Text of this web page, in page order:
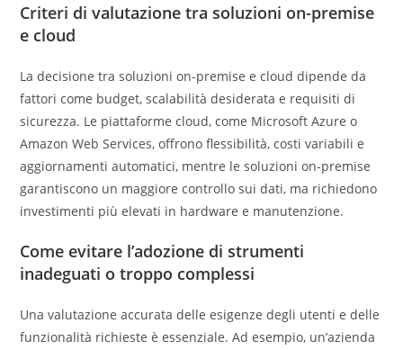
Criteri di valutazione tra soluzioni on-premise
e cloud
La decisione tra soluzioni on-premise e cloud dipende da
fattori come budget, scalabilità desiderata e requisiti di
sicurezza. Le piattaforme cloud, come Microsoft Azure o
Amazon Web Services, offrono flessibilità, costi variabili e
aggiornamenti automatici, mentre le soluzioni on-premise
garantiscono un maggiore controllo sui dati, ma richiedono
investimenti più elevati in hardware e manutenzione.
Come evitare l’adozione di strumenti
inadeguati o troppo complessi
Una valutazione accurata delle esigenze degli utenti e delle
funzionalità richieste è essenziale. Ad esempio, un’azienda